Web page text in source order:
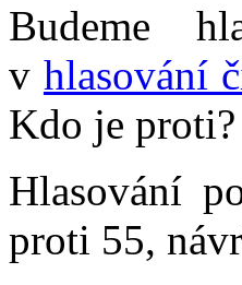
Budeme
v hlasování
Kdo je
Hlasování
proti 55,